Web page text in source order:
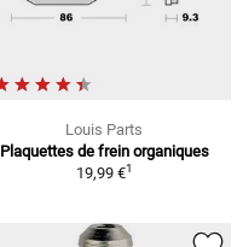
Louis Parts
Plaquettes de frein organiques
19,99 €1